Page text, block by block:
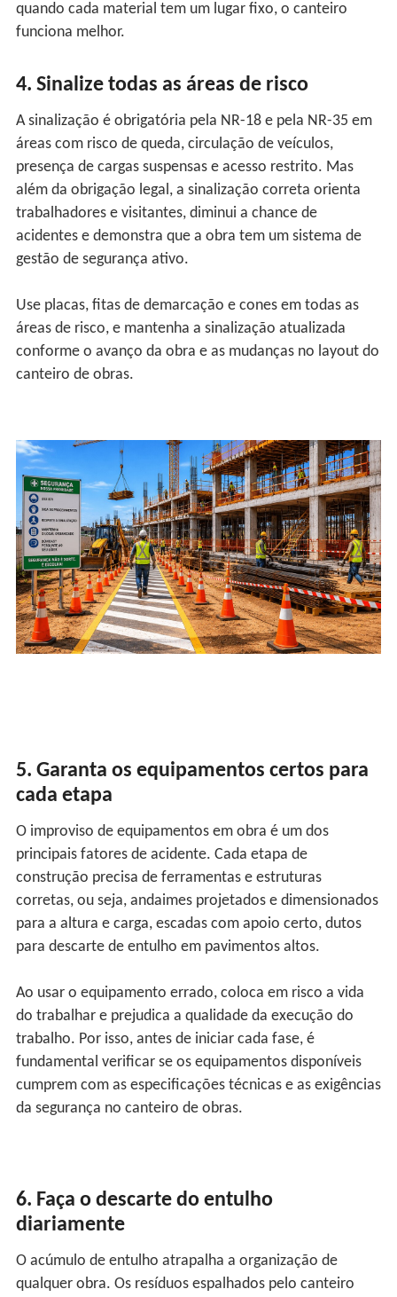
quando cada material tem um lugar fixo, o canteiro
funciona melhor.
4. Sinalize todas as áreas de risco
A sinalização é obrigatória pela NR-18 e pela NR-35 em
áreas com risco de queda, circulação de veículos,
presença de cargas suspensas e acesso restrito. Mas
além da obrigação legal, a sinalização correta orienta
trabalhadores e visitantes, diminui a chance de
acidentes e demonstra que a obra tem um sistema de
gestão de segurança ativo.
Use placas, fitas de demarcação e cones em todas as
áreas de risco, e mantenha a sinalização atualizada
conforme o avanço da obra e as mudanças no layout do
canteiro de obras.
5. Garanta os equipamentos certos para
cada etapa
O improviso de equipamentos em obra é um dos
principais fatores de acidente. Cada etapa de
construção precisa de ferramentas e estruturas
corretas, ou seja, andaimes projetados e dimensionados
para a altura e carga, escadas com apoio certo, dutos
para descarte de entulho em pavimentos altos.
Ao usar o equipamento errado, coloca em risco a vida
do trabalhar e prejudica a qualidade da execução do
trabalho. Por isso, antes de iniciar cada fase, é
fundamental verificar se os equipamentos disponíveis
cumprem com as especificações técnicas e as exigências
da segurança no canteiro de obras.
6. Faça o descarte do entulho
diariamente
O acúmulo de entulho atrapalha a organização de
qualquer obra. Os resíduos espalhados pelo canteiro